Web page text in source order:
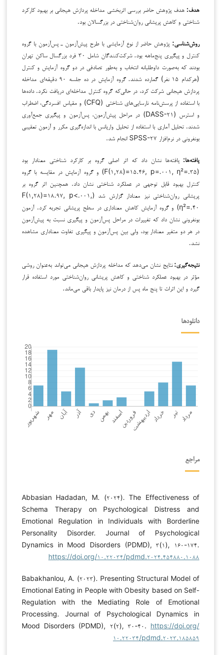
هدف: هدف پژوهش حاضر بررسی اثربخشی مداخله پردازش هیجانی بر بهبود کارکرد
شناختی و کاهش پریشانی روان‌شناختی در بزرگسالان بود.
روش‌شناسی: پژوهش حاضر از نوع آزمایشی با طرح پیش‌آزمون ـ پس‌آزمون با گروه
کنترل و پیگیری پنج‌ماهه بود. شرکت‌کنندگان شامل ۳۰ فرد بزرگسال ساکن تهران
بودند که به‌صورت داوطلبانه انتخاب و به‌طور تصادفی در دو گروه آزمایش و کنترل
(هرکدام ۱۵ نفر) گمارده شدند. گروه آزمایش در ده جلسه ۹۰ دقیقه‌ای مداخله
پردازش هیجانی شرکت کرد، در حالی‌که گروه کنترل مداخله‌ای دریافت نکرد. داده‌ها
با استفاده از پرسش‌نامه نارسایی‌های شناختی (CFQ) و مقیاس افسردگی، اضطراب
و استرس (DASS-۲۱) در مراحل پیش‌آزمون، پس‌آزمون و پیگیری جمع‌آوری
شدند. تحلیل آماری با استفاده از تحلیل واریانس با اندازه‌گیری مکرر و آزمون تعقیبی
بونفرونی در نرم‌افزار SPSS-۲۷ انجام شد.
یافته‌ها: یافته‌ها نشان داد که اثر اصلی گروه بر کارکرد شناختی معنادار بود
(F(۱,۲۸)=۱۵.۴۶, p=.۰۰۱, η²=.۳۵) و گروه آزمایش در مقایسه با گروه
کنترل بهبود قابل توجهی در عملکرد شناختی نشان داد. همچنین اثر گروه بر
پریشانی روان‌شناختی نیز معنادار گزارش شد (F(۱,۲۸)=۱۸.۹۷, p<.۰۰۱,
η²=.۴۰) و گروه آزمایش کاهش معناداری در سطح پریشانی تجربه کرد. آزمون
بونفرونی نشان داد که تغییرات در مراحل پس‌آزمون و پیگیری نسبت به پیش‌آزمون
در هر دو متغیر معنادار بود، ولی بین پس‌آزمون و پیگیری تفاوت معناداری مشاهده
نشد.
نتیجه‌گیری: نتایج نشان می‌دهد که مداخله پردازش هیجانی می‌تواند به‌عنوان روشی
مؤثر در بهبود عملکرد شناختی و کاهش پریشانی روان‌شناختی مورد استفاده قرار
گیرد و این اثرات تا پنج ماه پس از درمان نیز پایدار باقی می‌ماند.
دانلودها
مراجع
Abbasian Hadadan, M. (۲۰۲۴). The Effectiveness of
Schema Therapy on Psychological Distress and
Emotional Regulation in Individuals with Borderline
Personality Disorder. Journal of Psychological
Dynamics in Mood Disorders (PDMD), ۳(۱), ۱۶۰-۱۷۴.
https://doi.org/۱۰.۲۲۰۳۴/pdmd.۲۰۲۴.۴۵۴۸۸۰.۱۰۸۸
Babakhanlou, A. (۲۰۲۳). Presenting Structural Model of
Emotional Eating in People with Obesity based on Self-
Regulation with the Mediating Role of Emotional
Processing. Journal of Psychological Dynamics in
Mood Disorders (PDMD), ۲(۲), ۳۰-۴۰. https://doi.org/
۱۰.۲۲۰۳۴/pdmd.۲۰۲۳.۱۸۵۸۵۹